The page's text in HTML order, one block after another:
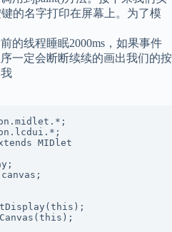
键的名字打印在屏幕上。为了模
的线程睡眠2000ms，如果事件
一定会断断续续的画出我们的按
MIDlet